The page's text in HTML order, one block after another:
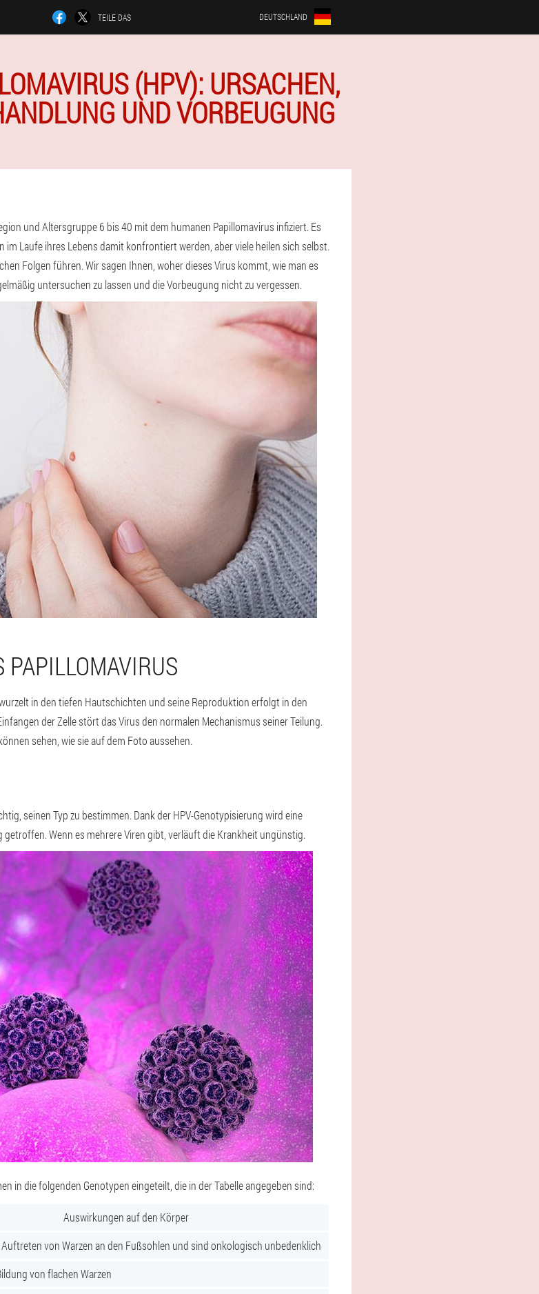
TEILE DAS DEUTSCHLAND
(HPV): URSACHEN,
UND VORBEUGUNG
und Altersgruppe 6 bis 40 mit dem humanen Papillomavirus infiziert. Es
im Laufe ihres Lebens damit konfrontiert werden, aber viele heilen sich selbst.
Folgen führen. Wir sagen Ihnen, woher dieses Virus kommt, wie man es
untersuchen zu lassen und die Vorbeugung nicht zu vergessen.
in den tiefen Hautschichten und seine Reproduktion erfolgt in den
der Zelle stört das Virus den normalen Mechanismus seiner Teilung.
sehen, wie sie auf dem Foto aussehen.
seinen Typ zu bestimmen. Dank der HPV-Genotypisierung wird eine
Wenn es mehrere Viren gibt, verläuft die Krankheit ungünstig.
in die folgenden Genotypen eingeteilt, die in der Tabelle angegeben sind:
Auswirkungen auf den Körper
von Warzen an den Fußsohlen und sind onkologisch unbedenklich
von flachen Warzen